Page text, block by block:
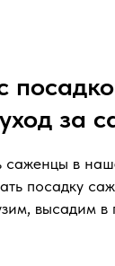
за
саженцы в
посадку
высадим в